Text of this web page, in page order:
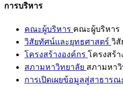
การบริหาร
คณะผู้บริหาร คณะผู้บริหาร
วิสัยทัศน์และยุทธศาสตร์ วิสั
โครงสร้างองค์กร โครงสร้า
สภามหาวิทยาลัย สภามหา
การเปิดเผยข้อมูลสู่สาธารณ